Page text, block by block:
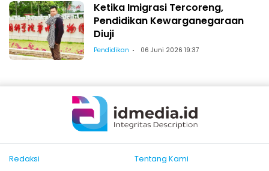
Ketika Imigrasi Tercoreng,
Pendidikan Kewarganegaraan
Diuji
Pendidikan 06 Juni 2026 19:37
Redaksi Tentang Kami